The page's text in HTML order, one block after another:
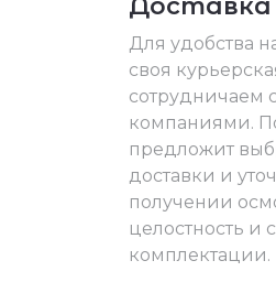
Для удобства
своя
сотрудничаем
компаниями.
предложит
доставки и
получении
целостность и
комплектации.